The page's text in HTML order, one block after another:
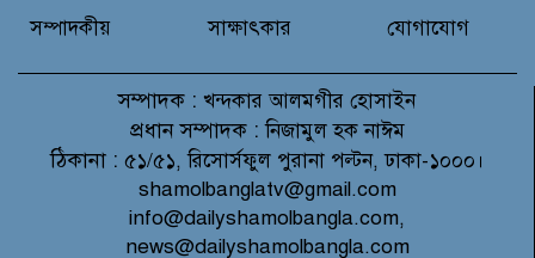
সম্পাদকীয়
সাক্ষাৎকার
যোগাযোগ
সম্পাদক : খন্দকার আলমগীর হোসাইন
প্রধান সম্পাদক : নিজামুল হক নাঈম
ঠিকানা : ৫১/৫১, রিসোর্সফুল পুরানা পল্টন, ঢাকা-১০০০।
shamolbanglatv@gmail.com
info@dailyshamolbangla.com,
news@dailyshamolbangla.com